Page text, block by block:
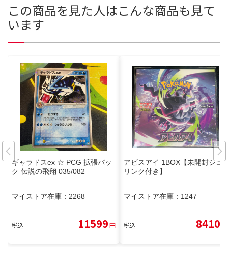
この商品を見た人はこんな商品も見て
います
ギャラドスex ☆ PCG 拡張パッ
ク 伝説の飛翔 035/082
マイストア在庫： 2268
税込 11599円
アビスアイ 1BOX【未開封シュ
リンク付き】
マイストア在庫： 1247
税込 8410